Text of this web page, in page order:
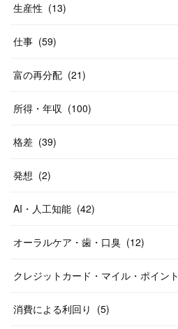
生産性 (13)
仕事 (59)
富の再分配 (21)
所得・年収 (100)
格差 (39)
発想 (2)
AI・人工知能 (42)
オーラルケア・歯・口臭 (12)
クレジットカード・マイル・ポイント
消費による利回り (5)